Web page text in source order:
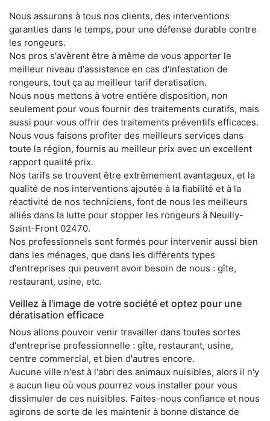
Nous assurons à tous nos clients, des interventions
garanties dans le temps, pour une défense durable contre
les rongeurs.
Nos pros s'avèrent être à même de vous apporter le
meilleur niveau d'assistance en cas d'infestation de
rongeurs, tout ça au meilleur tarif deratisation.
Nous nous mettons à votre entière disposition, non
seulement pour vous fournir des traitements curatifs, mais
aussi pour vous offrir des traitements préventifs efficaces.
Nous vous faisons profiter des meilleurs services dans
toute la région, fournis au meilleur prix avec un excellent
rapport qualité prix.
Nos tarifs se trouvent être extrêmement avantageux, et la
qualité de nos interventions ajoutée à la fiabilité et à la
réactivité de nos techniciens, font de nous les meilleurs
alliés dans la lutte pour stopper les rongeurs à Neuilly-
Saint-Front 02470.
Nos professionnels sont formés pour intervenir aussi bien
dans les ménages, que dans les différents types
d'entreprises qui peuvent avoir besoin de nous : gîte,
restaurant, usine, etc.
Veillez à l'image de votre société et optez pour une
dératisation efficace
Nous allons pouvoir venir travailler dans toutes sortes
d'entreprise professionnelle : gîte, restaurant, usine,
centre commercial, et bien d'autres encore.
Aucune ville n'est à l'abri des animaux nuisibles, alors il n'y
a aucun lieu où vous pourrez vous installer pour vous
dissimuler de ces nuisibles. Faites-nous confiance et nous
agirons de sorte de les maintenir à bonne distance de